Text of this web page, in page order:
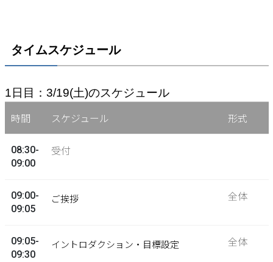
タイムスケジュール
1日目：3/19(土)のスケジュール
時間 スケジュール 形式
08:30-
09:00
受付
09:00-
09:05
ご挨拶 全体
09:05-
09:30
イントロダクション・目標設定 全体